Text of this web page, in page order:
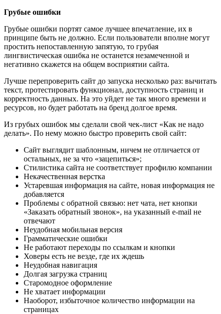
Грубые ошибки
Грубые ошибки портят самое лучшее впечатление, их в
принципе быть не должно. Если пользователи вполне могут
простить непоставленную запятую, то грубая
лингвистическая ошибка не останется незамеченной и
негативно скажется на общем восприятии сайта.
Лучше перепроверить сайт до запуска несколько раз: вычитать
текст, протестировать функционал, доступность страниц и
корректность данных. На это уйдет не так много времени и
ресурсов, но будет работать на бренд долгое время.
Из грубых ошибок мы сделали свой чек-лист «Как не надо
делать». По нему можно быстро проверить свой сайт:
Сайт выглядит шаблонным, ничем не отличается от
остальных, не за что «зацепиться»;
Стилистика сайта не соответствует профилю компании
Некачественная верстка
Устаревшая информация на сайте, новая информация не
добавляется
Проблемы с обратной связью: нет чата, нет кнопки
«Заказать обратный звонок», на указанный e-mail не
отвечают
Неудобная мобильная версия
Грамматические ошибки
Не работают переходы по ссылкам и кнопки
Ховеры есть не везде, где их ждешь
Неудобная навигация
Долгая загрузка страниц
Старомодное оформление
Не хватает информации
Наоборот, избыточное количество информации на
страницах